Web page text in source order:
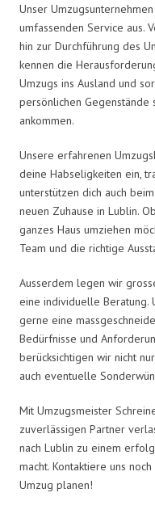
Unser
umfassenden Service aus.
hin zur Durchführung des
kennen die
Umzugs ins Ausland und
persönlichen
ankommen.
Unsere erfahrenen
deine Habseligkeiten ein,
unterstützen dich auch
neuen Zuhause in Lublin.
ganzes Haus umziehen
Team und die richtige
Ausserdem legen wir
eine individuelle Beratung.
gerne eine
Bedürfnisse und
berücksichtigen wir nicht
auch eventuelle
Mit Umzugsmeister
zuverlässigen Partner
nach Lublin zu einem
macht. Kontaktiere uns
Umzug planen!